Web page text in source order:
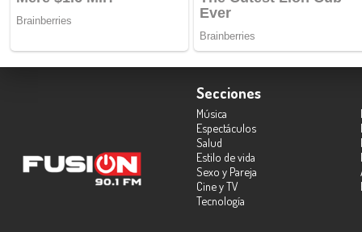
Secciones
Música
Espectáculos
Salud
Estilo de vida
Sexo y Pareja
Cine y TV
Tecnología